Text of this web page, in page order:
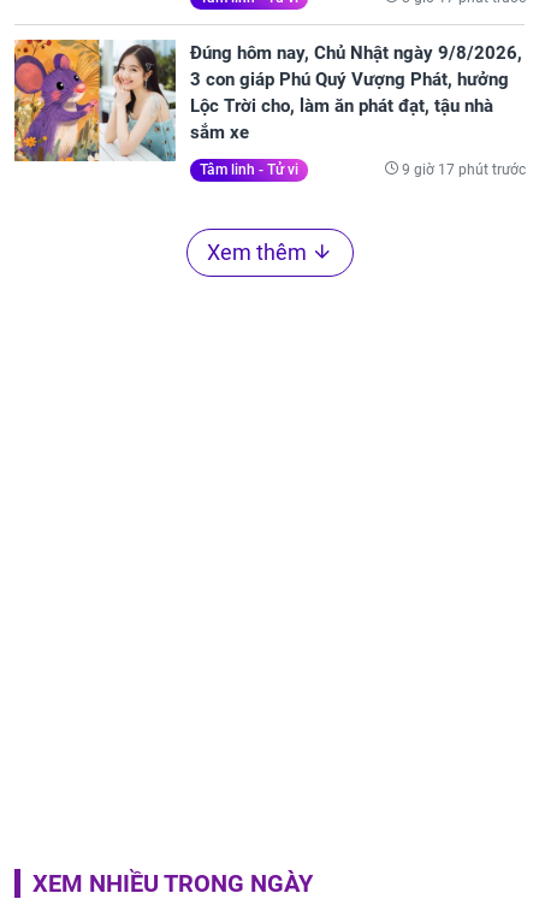
Đúng hôm nay, Chủ Nhật ngày 9/8/2026,
3 con giáp Phú Quý Vượng Phát, hưởng
Lộc Trời cho, làm ăn phát đạt, tậu nhà
sắm xe
Tâm linh - Tử vi 9 giờ 17 phút trước
Xem thêm
XEM NHIỀU TRONG NGÀY